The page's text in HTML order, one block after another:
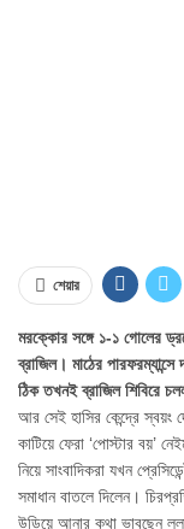
শেয়ার
মরক্কোর সঙ্গে ১-১ গোলের
ব্রাজিল। মাঠের
ঠিক তখনই ব্রাজিল শিবিরে
আর সেই হাসির কেন্দ্রে স্বয়ং
কাটিয়ে ফেরা ‘পোস্টার বয়’
নিয়ে সাংবাদিকরা যখন
সমাধান বাতলে দিলেন।
উড়িয়ে আনার কথা ভাবছেন